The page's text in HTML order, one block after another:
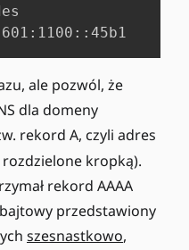
ale pozwól, że
dla domeny
rekord A, czyli adres
kropką).
rekord AAAA
przedstawiony
szesnastkowo,